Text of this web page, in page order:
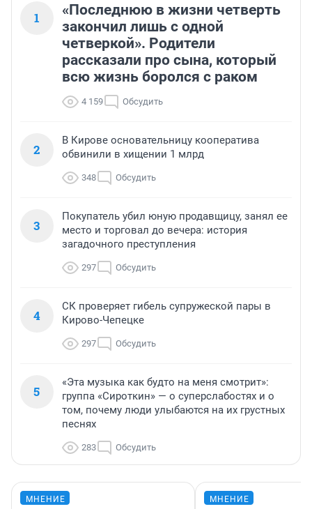
1
«Последнюю в жизни четверть
закончил лишь с одной
четверкой». Родители
рассказали про сына, который
всю жизнь боролся с раком
4 159 Обсудить
2
В Кирове основательницу кооператива
обвинили в хищении 1 млрд
348 Обсудить
3
Покупатель убил юную продавщицу, занял ее
место и торговал до вечера: история
загадочного преступления
297 Обсудить
4
СК проверяет гибель супружеской пары в
Кирово-Чепецке
297 Обсудить
5
«Эта музыка как будто на меня смотрит»:
группа «Сироткин» — о суперслабостях и о
том, почему люди улыбаются на их грустных
песнях
283 Обсудить
МНЕНИЕ МНЕНИЕ